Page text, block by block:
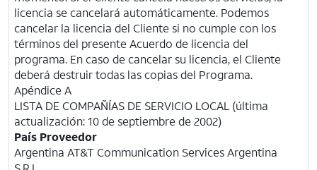
licencia se cancelará automáticamente. Podemos
cancelar la licencia del Cliente si no cumple con los
términos del presente Acuerdo de licencia del
programa. En caso de cancelar su licencia, el Cliente
deberá destruir todas las copias del Programa.
Apéndice A
LISTA DE COMPAÑÍAS DE SERVICIO LOCAL (última
actualización: 10 de septiembre de 2002)
País Proveedor
Argentina AT&T Communication Services Argentina